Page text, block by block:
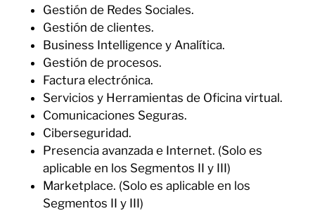
Gestión de Redes Sociales.
Gestión de clientes.
Business Intelligence y Analítica.
Gestión de procesos.
Factura electrónica.
Servicios y Herramientas de Oficina virtual.
Comunicaciones Seguras.
Ciberseguridad.
Presencia avanzada e Internet. (Solo es
aplicable en los Segmentos II y III)
Marketplace. (Solo es aplicable en los
Segmentos II y III)